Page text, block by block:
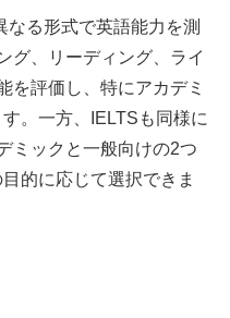
る形式で英語能力を測
グ、リーディング、ライ
を評価し、特にアカデミ
。一方、IELTSも同様に
ミックと一般向けの2つ
的に応じて選択できま